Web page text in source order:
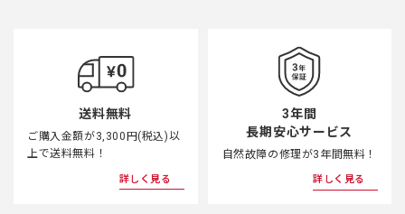
送料無料
ご購入金額が3,300円(税込)以
上で送料無料！
詳しく見る
3年間
長期安心サービス
自然故障の修理が3年間無料！
詳しく見る